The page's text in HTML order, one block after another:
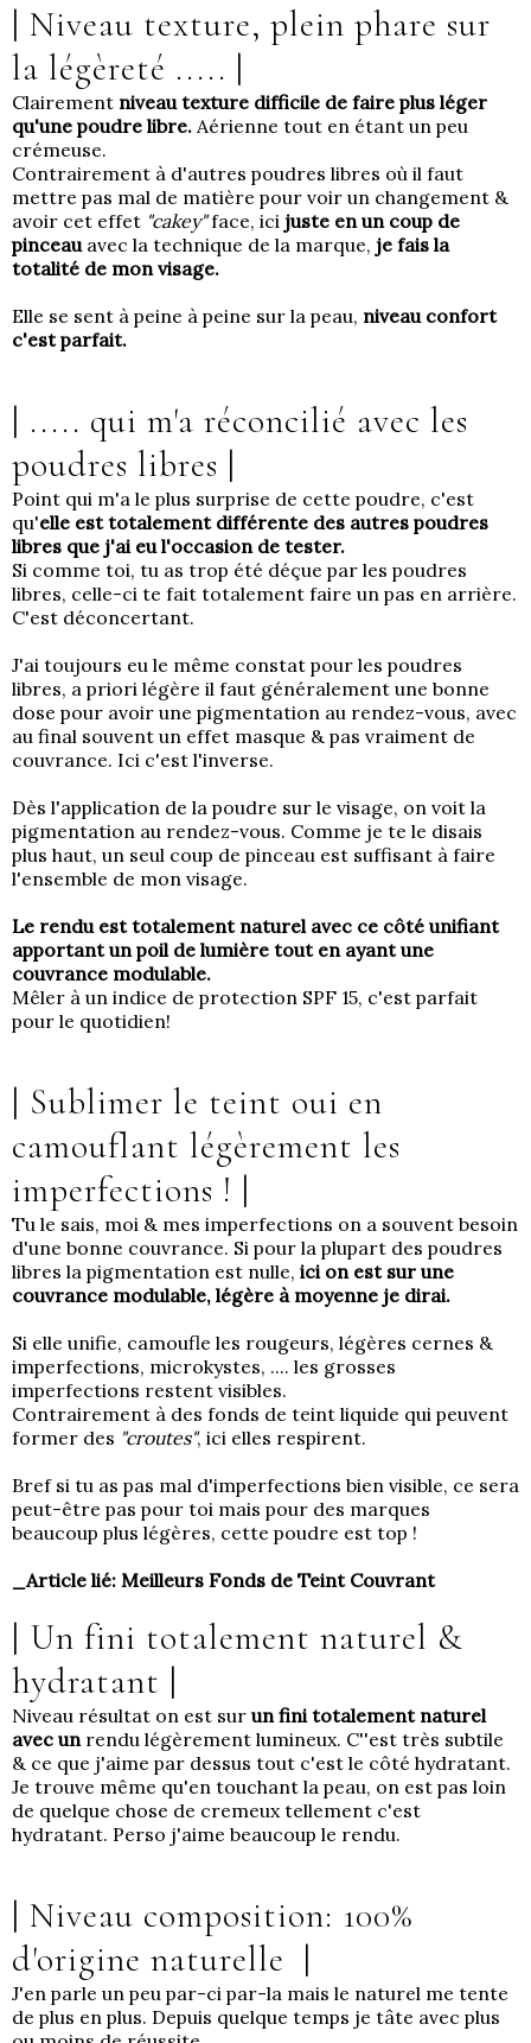
| Niveau texture, plein phare sur
la légèreté ..... |
Clairement niveau texture difficile de faire plus léger
qu'une poudre libre. Aérienne tout en étant un peu
crémeuse.
Contrairement à d'autres poudres libres où il faut
mettre pas mal de matière pour voir un changement &
avoir cet effet "cakey"face, ici juste en un coup de
pinceau avec la technique de la marque, je fais la
totalité de mon visage.
Elle se sent à peine à peine sur la peau, niveau confort
c'est parfait.
| ..... qui m'a réconcilié avec les
poudres libres |
Point qui m'a le plus surprise de cette poudre, c'est
qu'elle est totalement différente des autres poudres
libres que j'ai eu l'occasion de tester.
Si comme toi, tu as trop été déçue par les poudres
libres, celle-ci te fait totalement faire un pas en arrière.
C'est déconcertant.
J'ai toujours eu le même constat pour les poudres
libres, a priori légère il faut généralement une bonne
dose pour avoir une pigmentation au rendez-vous, avec
au final souvent un effet masque & pas vraiment de
couvrance. Ici c'est l'inverse.
Dès l'application de la poudre sur le visage, on voit la
pigmentation au rendez-vous. Comme je te le disais
plus haut, un seul coup de pinceau est suffisant à faire
l'ensemble de mon visage.
Le rendu est totalement naturel avec ce côté unifiant
apportant un poil de lumière tout en ayant une
couvrance modulable.
Mêler à un indice de protection SPF 15, c'est parfait
pour le quotidien!
| Sublimer le teint oui en
camouflant légèrement les
imperfections ! |
Tu le sais, moi & mes imperfections on a souvent besoin
d'une bonne couvrance. Si pour la plupart des poudres
libres la pigmentation est nulle, ici on est sur une
couvrance modulable, légère à moyenne je dirai.
Si elle unifie, camoufle les rougeurs, légères cernes &
imperfections, microkystes, .... les grosses
imperfections restent visibles.
Contrairement à des fonds de teint liquide qui peuvent
former des "croutes", ici elles respirent.
Bref si tu as pas mal d'imperfections bien visible, ce sera
peut-être pas pour toi mais pour des marques
beaucoup plus légères, cette poudre est top !
_Article lié: Meilleurs Fonds de Teint Couvrant
| Un fini totalement naturel &
hydratant |
Niveau résultat on est sur un fini totalement naturel
avec un rendu légèrement lumineux. C''est très subtile
& ce que j'aime par dessus tout c'est le côté hydratant.
Je trouve même qu'en touchant la peau, on est pas loin
de quelque chose de cremeux tellement c'est
hydratant. Perso j'aime beaucoup le rendu.
| Niveau composition: 100%
d'origine naturelle |
J'en parle un peu par-ci par-la mais le naturel me tente
de plus en plus. Depuis quelque temps je tâte avec plus